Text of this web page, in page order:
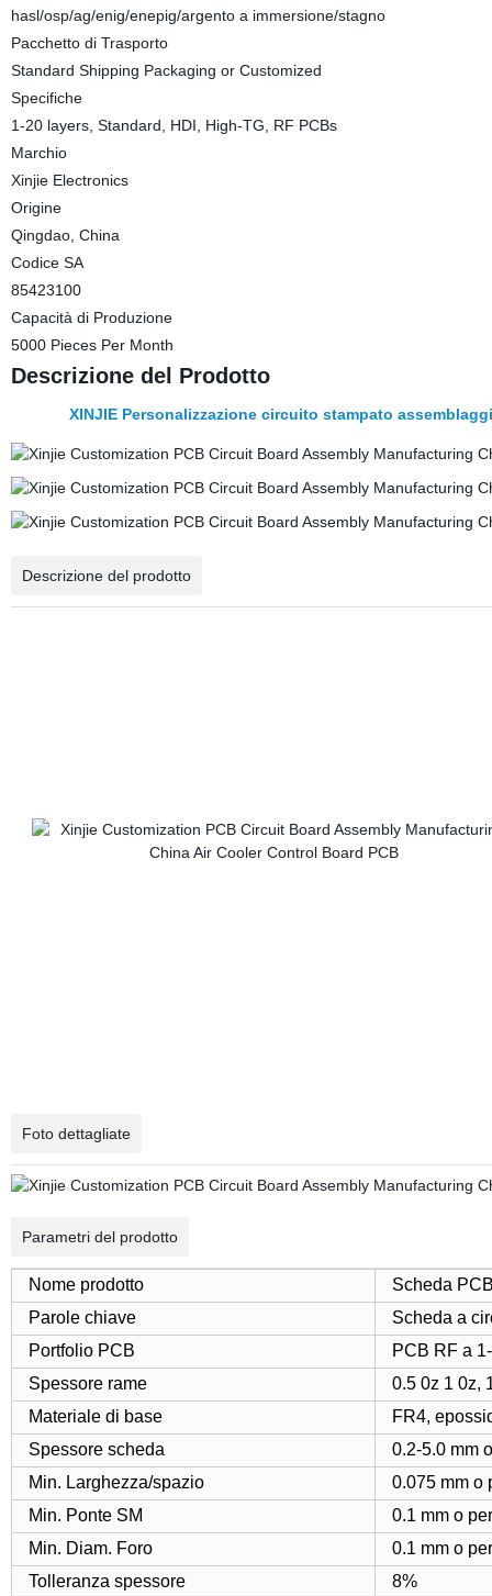
hasl/osp/ag/enig/enepig/argento a immersione/stagno
Pacchetto di Trasporto
Standard Shipping Packaging or Customized
Specifiche
1-20 layers, Standard, HDI, High-TG, RF PCBs
Marchio
Xinjie Electronics
Origine
Qingdao, China
Codice SA
85423100
Capacità di Produzione
5000 Pieces Per Month
Descrizione del Prodotto
XINJIE Personalizzazione circuito stampato
Descrizione del prodotto
Foto dettagliate
Parametri del prodotto
Nome prodotto
Scheda
Parole chiave
Scheda a
Portfolio PCB
PCB RF a
Spessore rame
0.5 0z 1 0z,
Materiale di base
FR4,
Spessore scheda
0.2-5.0 mm
Min. Larghezza/spazio
0.075 mm o
Min. Ponte SM
0.1 mm o
Min. Diam. Foro
0.1 mm o
Tolleranza spessore
8%